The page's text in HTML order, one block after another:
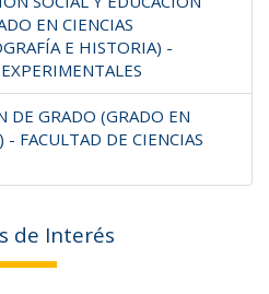
EN CIENCIAS
E HISTORIA) -
DE GRADO (GRADO EN
FACULTAD DE CIENCIAS
de Interés